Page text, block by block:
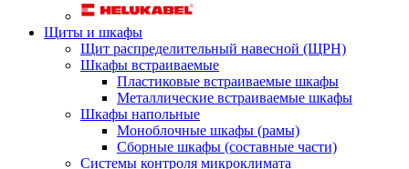
Щиты и шкафы
Щит распределительный навесной (ЩРН)
Шкафы встраиваемые
Пластиковые встраиваемые шкафы
Металлические встраиваемые шкафы
Шкафы напольные
Моноблочные шкафы (рамы)
Сборные шкафы (составные части)
Системы контроля микроклимата